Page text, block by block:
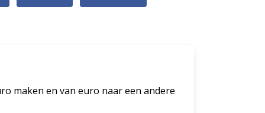
maken en van euro naar een andere